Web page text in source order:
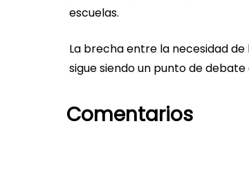
escuelas.
La brecha entre la necesidad
sigue siendo un punto de
Comentarios